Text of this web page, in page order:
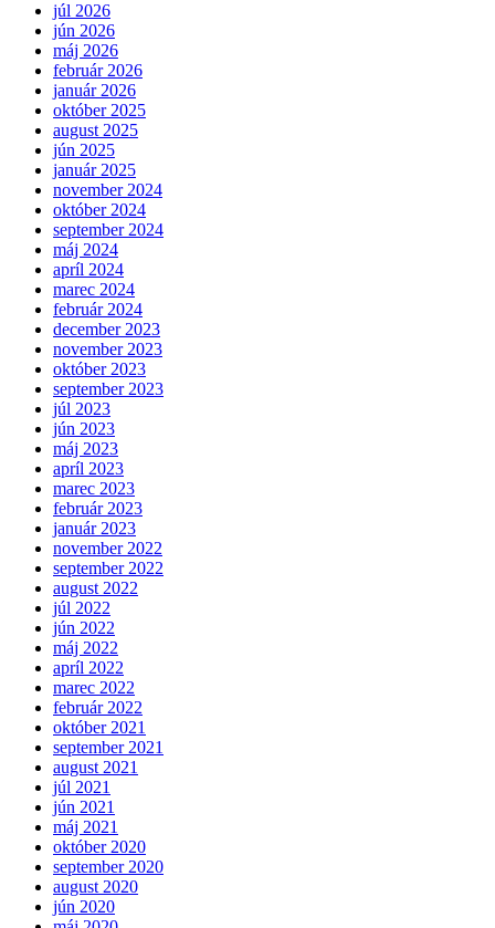
júl 2026
jún 2026
máj 2026
február 2026
január 2026
október 2025
august 2025
jún 2025
január 2025
november 2024
október 2024
september 2024
máj 2024
apríl 2024
marec 2024
február 2024
december 2023
november 2023
október 2023
september 2023
júl 2023
jún 2023
máj 2023
apríl 2023
marec 2023
február 2023
január 2023
november 2022
september 2022
august 2022
júl 2022
jún 2022
máj 2022
apríl 2022
marec 2022
február 2022
október 2021
september 2021
august 2021
júl 2021
jún 2021
máj 2021
október 2020
september 2020
august 2020
jún 2020